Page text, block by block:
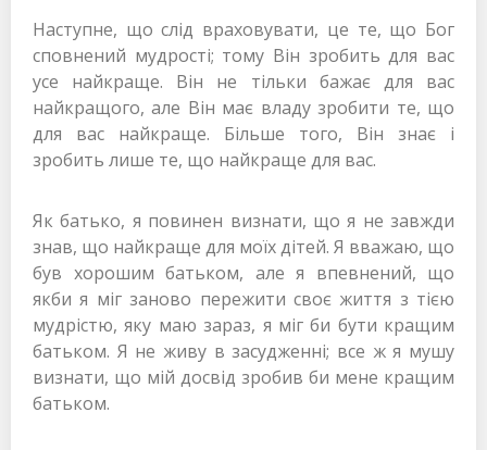
Наступне, що слід враховувати, це те, що Бог
сповнений мудрості; тому Він зробить для вас
усе найкраще. Він не тільки бажає для вас
найкращого, але Він має владу зробити те, що
для вас найкраще. Більше того, Він знає і
зробить лише те, що найкраще для вас.
Як батько, я повинен визнати, що я не завжди
знав, що найкраще для моїх дітей. Я вважаю, що
був хорошим батьком, але я впевнений, що
якби я міг заново пережити своє життя з тією
мудрістю, яку маю зараз, я міг би бути кращим
батьком. Я не живу в засудженні; все ж я мушу
визнати, що мій досвід зробив би мене кращим
батьком.